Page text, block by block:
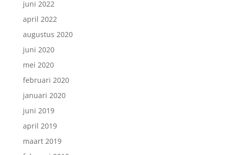
juni 2022
april 2022
augustus 2020
juni 2020
mei 2020
februari 2020
januari 2020
juni 2019
april 2019
maart 2019